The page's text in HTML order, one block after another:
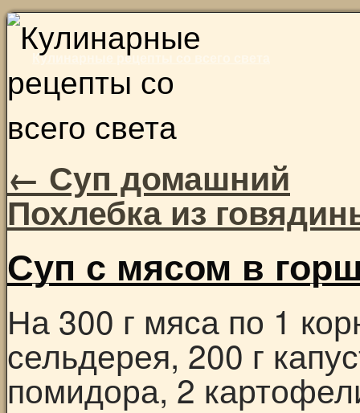
Кулинарные рецепты со всего света
Skip
content
← Суп домашний
Похлебка из
Суп с мясом в
На 300 г мяса по 1
сельдерея, 200 г
помидора, 2